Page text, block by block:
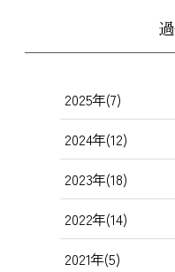
2025年(7)
2024年(12)
2023年(18)
2022年(14)
2021年(5)